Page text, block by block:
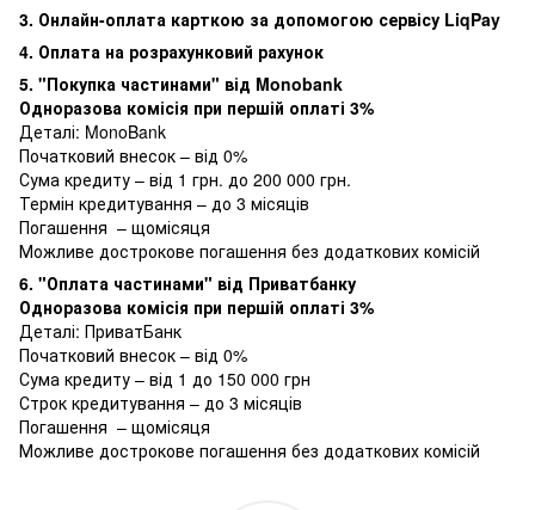
3. Онлайн-оплата карткою за допомогою сервісу LiqPay
4. Оплата на розрахунковий рахунок
5. "Покупка частинами" від Monobank
Одноразова комісія при першій оплаті 3%
Деталі: MonoBank
Початковий внесок – від 0%
Сума кредиту – від 1 грн. до 200 000 грн.
Термін кредитування – до 3 місяців
Погашення – щомісяця
Можливе дострокове погашення без додаткових комісій
6. "Оплата частинами" від Приватбанку
Одноразова комісія при першій оплаті 3%
Деталі: ПриватБанк
Початковий внесок – від 0%
Сума кредиту – від 1 до 150 000 грн
Строк кредитування – до 3 місяців
Погашення – щомісяця
Можливе дострокове погашення без додаткових комісій